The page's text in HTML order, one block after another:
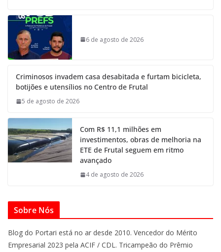
6 de agosto de 2026
Criminosos invadem casa desabitada e furtam bicicleta,
botijões e utensílios no Centro de Frutal
5 de agosto de 2026
Com R$ 11,1 milhões em
investimentos, obras de melhoria na
ETE de Frutal seguem em ritmo
avançado
4 de agosto de 2026
Sobre Nós
Blog do Portari está no ar desde 2010. Vencedor do Mérito
Empresarial 2023 pela ACIF / CDL. Tricampeão do Prêmio